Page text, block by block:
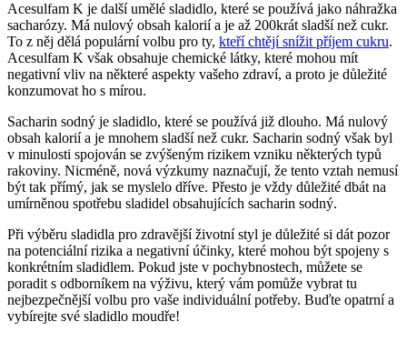
Acesulfam K je další umělé sladidlo, které se používá jako náhražka
sacharózy. Má nulový obsah kalorií a je až 200krát sladší než cukr.
To z něj dělá populární volbu pro ty, kteří chtějí snížit příjem cukru.
Acesulfam K však obsahuje chemické látky, které mohou mít
negativní vliv na některé aspekty vašeho zdraví, a proto je důležité
konzumovat ho s mírou.
Sacharin sodný je sladidlo, které se používá již dlouho. Má nulový
obsah kalorií a je mnohem sladší než cukr. Sacharin sodný však byl
v minulosti spojován se zvýšeným rizikem vzniku některých typů
rakoviny. Nicméně, nová výzkumy naznačují, že tento vztah nemusí
být tak přímý, jak se myslelo dříve. Přesto je vždy důležité dbát na
umírněnou spotřebu sladidel obsahujících sacharin sodný.
Při výběru sladidla pro zdravější životní styl je důležité si dát pozor
na potenciální rizika a negativní účinky, které mohou být spojeny s
konkrétním sladidlem. Pokud jste v pochybnostech, můžete se
poradit s odborníkem na výživu, který vám pomůže vybrat tu
nejbezpečnější volbu pro vaše individuální potřeby. Buďte opatrní a
vybírejte své sladidlo moudře!